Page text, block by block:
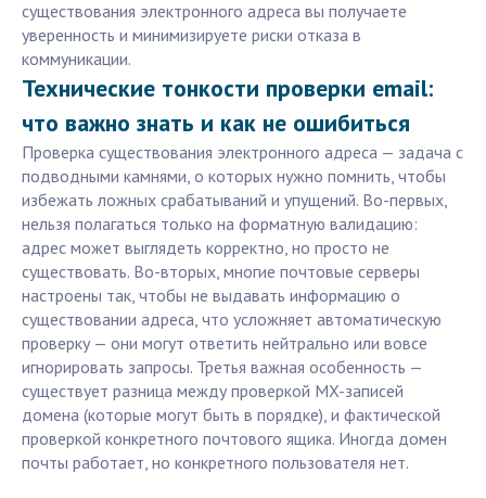
существования электронного адреса вы получаете
уверенность и минимизируете риски отказа в
коммуникации.
Технические тонкости проверки email:
что важно знать и как не ошибиться
Проверка существования электронного адреса — задача с
подводными камнями, о которых нужно помнить, чтобы
избежать ложных срабатываний и упущений. Во-первых,
нельзя полагаться только на форматную валидацию:
адрес может выглядеть корректно, но просто не
существовать. Во-вторых, многие почтовые серверы
настроены так, чтобы не выдавать информацию о
существовании адреса, что усложняет автоматическую
проверку — они могут ответить нейтрально или вовсе
игнорировать запросы. Третья важная особенность —
существует разница между проверкой MX-записей
домена (которые могут быть в порядке), и фактической
проверкой конкретного почтового ящика. Иногда домен
почты работает, но конкретного пользователя нет.